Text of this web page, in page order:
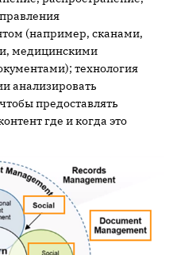
(например, сканами,
медицинскими
технология
анализировать
предоставлять
где и когда это